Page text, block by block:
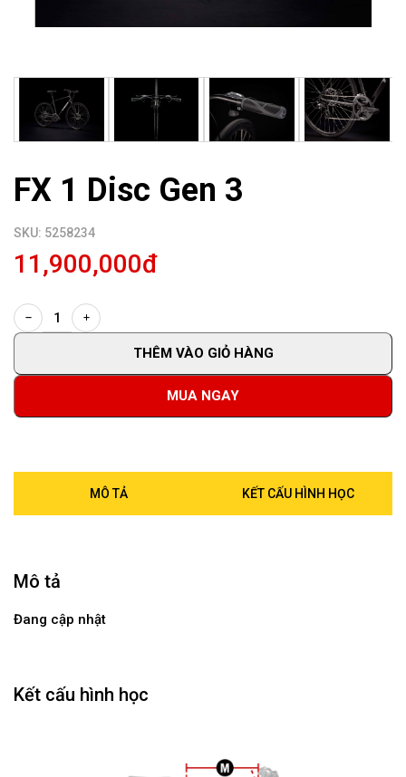
FX 1 Disc Gen 3
SKU: 5258234
11,900,000đ
THÊM VÀO GIỎ HÀNG
MUA NGAY
MÔ TẢ KẾT CẤU HÌNH HỌC
Mô tả
Đang cập nhật
Kết cấu hình học